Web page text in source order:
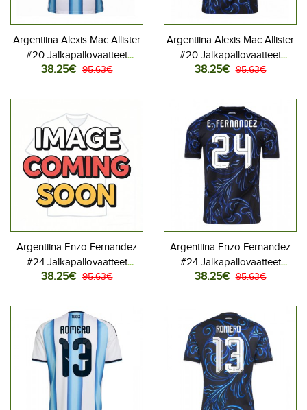
Argentiina Alexis Mac Allister
#20 Jalkapallovaatteet
Kotipaita MM-kisat 2026
38.25€ 95.63€
Argentiina Alexis Mac Allister
#20 Jalkapallovaatteet
Vieraspaita MM-kisat 2026
38.25€ 95.63€
Argentiina Enzo Fernandez
#24 Jalkapallovaatteet
Kotipaita MM-kisat 2026
38.25€ 95.63€
Argentiina Enzo Fernandez
#24 Jalkapallovaatteet
Vieraspaita MM-kisat 2026
38.25€ 95.63€